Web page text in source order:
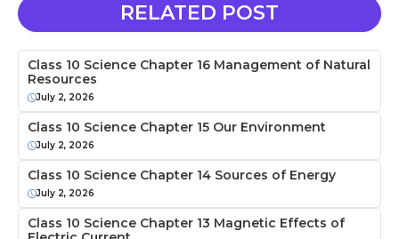
RELATED POST
Class 10 Science Chapter 16 Management of Natural
Resources
July 2, 2026
Class 10 Science Chapter 15 Our Environment
July 2, 2026
Class 10 Science Chapter 14 Sources of Energy
July 2, 2026
Class 10 Science Chapter 13 Magnetic Effects of